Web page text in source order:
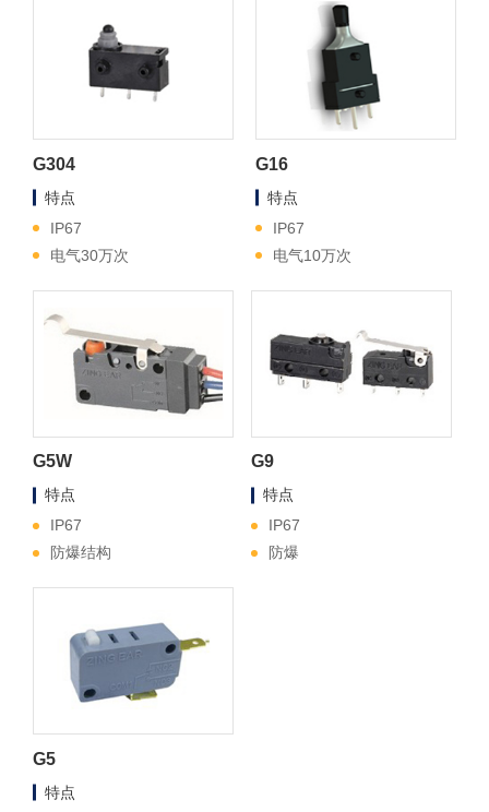
G304
特点
IP67
电气30万次
G16
特点
IP67
电气10万次
G5W
特点
IP67
防爆结构
G9
特点
IP67
防爆
G5
特点